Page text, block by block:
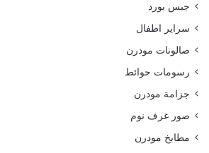
جبس بورد
سراير اطفال
صالونات مودرن
رسومات حوائط
جزامة مودرن
صور غرف نوم
مطابخ مودرن